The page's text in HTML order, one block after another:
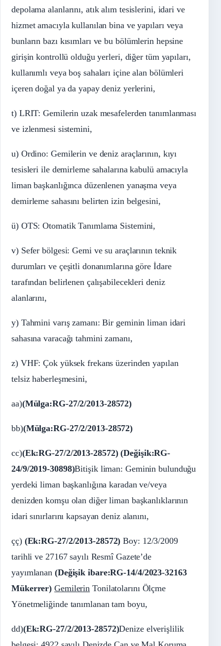
depolama alanlarını, atık alım tesislerini, idari ve
hizmet amacıyla kullanılan bina ve yapıları veya
bunların bazı kısımları ve bu bölümlerin hepsine
girişin kontrollü olduğu yerleri, diğer tüm yapıları,
kullanımlı veya boş sahaları içine alan bölümleri
içeren doğal ya da yapay deniz yerlerini,
t) LRIT: Gemilerin uzak mesafelerden tanımlanması
ve izlenmesi sistemini,
u) Ordino: Gemilerin ve deniz araçlarının, kıyı
tesisleri ile demirleme sahalarına kabulü amacıyla
liman başkanlığınca düzenlenen yanaşma veya
demirleme sahasını belirten izin belgesini,
ü) OTS: Otomatik Tanımlama Sistemini,
v) Sefer bölgesi: Gemi ve su araçlarının teknik
durumları ve çeşitli donanımlarına göre İdare
tarafından belirlenen çalışabilecekleri deniz
alanlarını,
y) Tahmini varış zamanı: Bir geminin liman idari
sahasına varacağı tahmini zamanı,
z) VHF: Çok yüksek frekans üzerinden yapılan
telsiz haberleşmesini,
aa)(Mülga:RG-27/2/2013-28572)
bb)(Mülga:RG-27/2/2013-28572)
cc)(Ek:RG-27/2/2013-28572) (Değişik:RG-
24/9/2019-30898)Bitişik liman: Geminin bulunduğu
yerdeki liman başkanlığına karadan ve/veya
denizden komşu olan diğer liman başkanlıklarının
idari sınırlarını kapsayan deniz alanını,
çç) (Ek:RG-27/2/2013-28572)Boy: 12/3/2009
tarihli ve 27167 sayılı Resmî Gazete’de
yayımlanan (Değişik ibare:RG-14/4/2023-32163
Mükerrer) Gemilerin Tonilatolarını Ölçme
Yönetmeliğinde tanımlanan tam boyu,
dd)(Ek:RG-27/2/2013-28572)Denize elverişlilik